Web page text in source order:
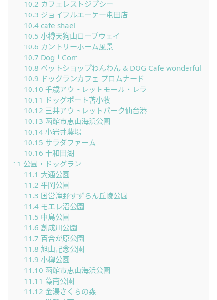
10.2 カフェレストジプシー
10.3 ジョイフルエーケー屯田店
10.4cafe shael
10.5 小樽天狗山ロープウェイ
10.6 カントリーホーム風景
10.7 Dog！Com
10.8 ペットショップわんわん & DOG Cafe wonderful
10.9 ドッグランカフェ プロムナード
10.10 千歳アウトレットモール・レラ
10.11 ドッグポート苫小牧
10.12 三井アウトレットパーク仙台港
10.13 函館市恵山海浜公園
10.14小岩井農場
10.15 サラダファーム
10.16 十和田湖
11 公園・ドッグラン
11.1 大通公園
11.2 平岡公園
11.3 国営滝野すずらん丘陵公園
11.4モエレ沼公園
11.5 中島公園
11.6 創成川公園
11.7 百合が原公園
11.8 旭山記念公園
11.9 小樽公園
11.10 函館市恵山海浜公園
11.11 藻南公園
11.12 金湯さくらの森